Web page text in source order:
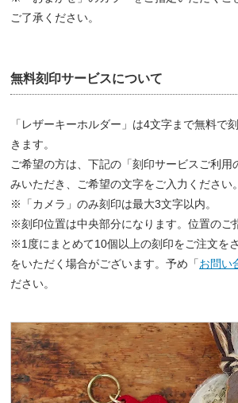
ご了承ください。
無料刻印サービスについて
「レザーキーホルダー」は4文字まで無料で
きます。
ご希望の方は、下記の「刻印サービスご利用
みいただき、ご希望の文字をご入力ください。
※「カメラ」のみ刻印は最大3文字以内。
※刻印位置は中央部分になります。位置のご
※1度にまとめて10個以上の刻印をご注文を
をいただく場合がございます。予め「お問い
ださい。